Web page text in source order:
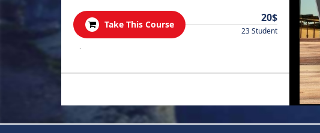
Take This Course
20$
23 Student
.